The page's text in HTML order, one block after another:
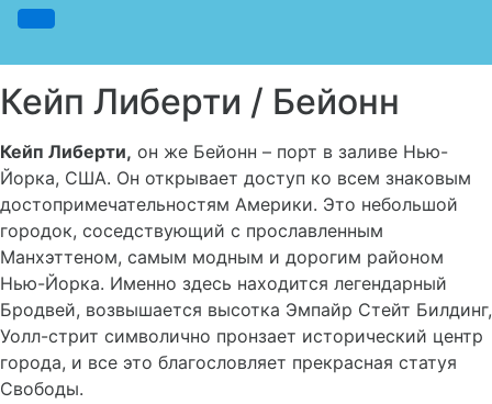
Кейп Либерти / Бейонн
Кейп Либерти, он же Бейонн – порт в заливе Нью-
Йорка, США. Он открывает доступ ко всем знаковым
достопримечательностям Америки. Это небольшой
городок, соседствующий с прославленным
Манхэттеном, самым модным и дорогим районом
Нью-Йорка. Именно здесь находится легендарный
Бродвей, возвышается высотка Эмпайр Стейт Билдинг,
Уолл-стрит символично пронзает исторический центр
города, и все это благословляет прекрасная статуя
Свободы.